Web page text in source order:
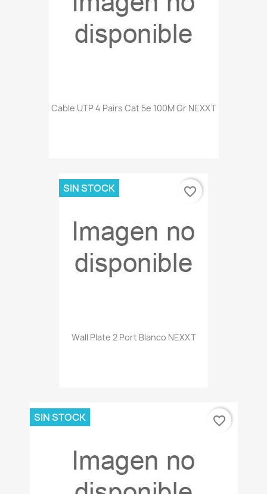
Cable UTP 4 Pairs Cat 5e 100M Gr NEXXT
Wall Plate 2 Port Blanco NEXXT
SIN STOCK favorite_border
SIN STOCK favorite_border